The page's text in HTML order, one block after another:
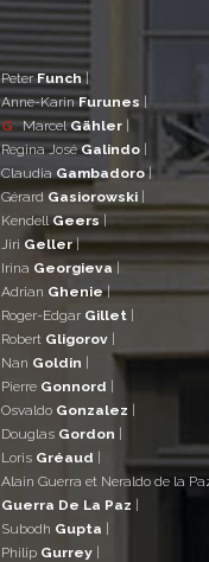
PeterFunch|
Anne-KarinFurunes |
G MarcelGähler |
Regina JoséGalindo |
Claudia Gambadoro|
Gérard Gasiorowski |
KendellGeers |
Jiri Geller|
Irina Georgieva|
Adrian Ghenie|
Roger-Edgar Gillet |
Robert Gligorov |
Nan Goldin |
Pierre Gonnord |
Osvaldo Gonzalez |
Douglas Gordon |
Loris Gréaud |
Alain Guerra et Neraldo de la
Guerra De La Paz |
Subodh Gupta |
Philip Gurrey |